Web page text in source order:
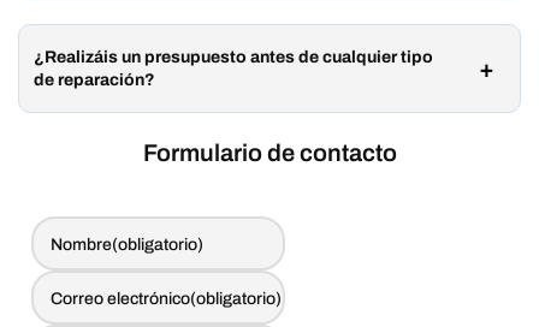
¿Realizáis un presupuesto antes de cualquier tipo
de reparación?
Formulario de contacto
Nombre(obligatorio)
Correo electrónico(obligatorio)